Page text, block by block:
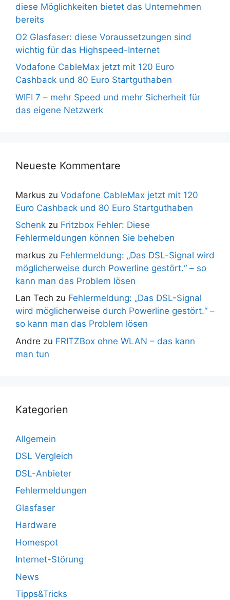
diese Möglichkeiten bietet das Unternehmen
bereits
O2 Glasfaser: diese Voraussetzungen sind
wichtig für das Highspeed-Internet
Vodafone CableMax jetzt mit 120 Euro
Cashback und 80 Euro Startguthaben
WIFI 7 – mehr Speed und mehr Sicherheit für
das eigene Netzwerk
Neueste Kommentare
Markus zu Vodafone CableMax jetzt mit 120
Euro Cashback und 80 Euro Startguthaben
Schenk zu Fritzbox Fehler: Diese
Fehlermeldungen können Sie beheben
markus zu Fehlermeldung: „Das DSL-Signal wird
möglicherweise durch Powerline gestört.“ – so
kann man das Problem lösen
Lan Tech zu Fehlermeldung: „Das DSL-Signal
wird möglicherweise durch Powerline gestört.“ –
so kann man das Problem lösen
Andre zu FRITZBox ohne WLAN – das kann
man tun
Kategorien
Allgemein
DSL Vergleich
DSL-Anbieter
Fehlermeldungen
Glasfaser
Hardware
Homespot
Internet-Störung
News
Tipps&Tricks